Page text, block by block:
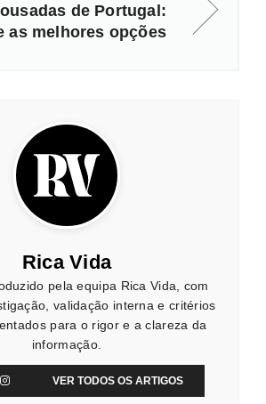
de Portugal:
as melhores opções
Rica Vida
pela equipa Rica Vida, com
validação interna e critérios
para o rigor e a clareza da
informação.
VER TODOS OS ARTIGOS